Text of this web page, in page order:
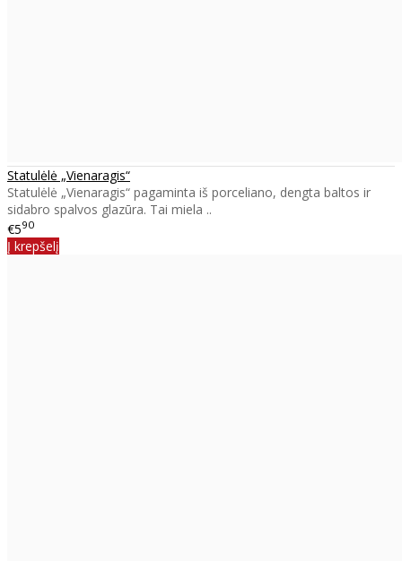
Statulėlė „Vienaragis“
Statulėlė „Vienaragis“ pagaminta iš porceliano, dengta baltos ir
sidabro spalvos glazūra. Tai miela ..
€590
Į krepšelį